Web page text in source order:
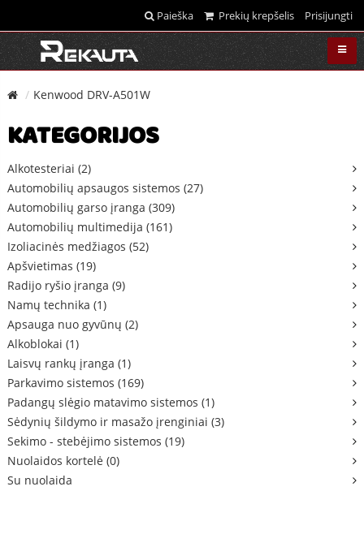
Paieška Prekių krepšelis Prisijungti
Kenwood DRV-A501W
KATEGORIJOS
Alkotesteriai (2)
Automobilių apsaugos sistemos (27)
Automobilių garso įranga (309)
Automobilių multimedija (161)
Izoliacinės medžiagos (52)
Apšvietimas (19)
Radijo ryšio įranga (9)
Namų technika (1)
Apsauga nuo gyvūnų (2)
Alkoblokai (1)
Laisvų rankų įranga (1)
Parkavimo sistemos (169)
Padangų slėgio matavimo sistemos (1)
Sėdynių šildymo ir masažo įrenginiai (3)
Sekimo - stebėjimo sistemos (19)
Nuolaidos kortelė (0)
Su nuolaida